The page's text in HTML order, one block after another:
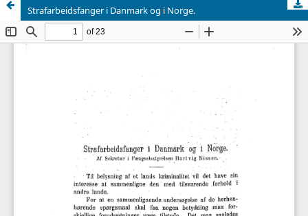
Strafarbeidsfanger i Danmark og i Norge.